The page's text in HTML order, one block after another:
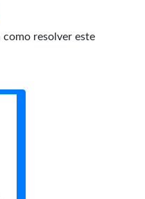
como resolver este